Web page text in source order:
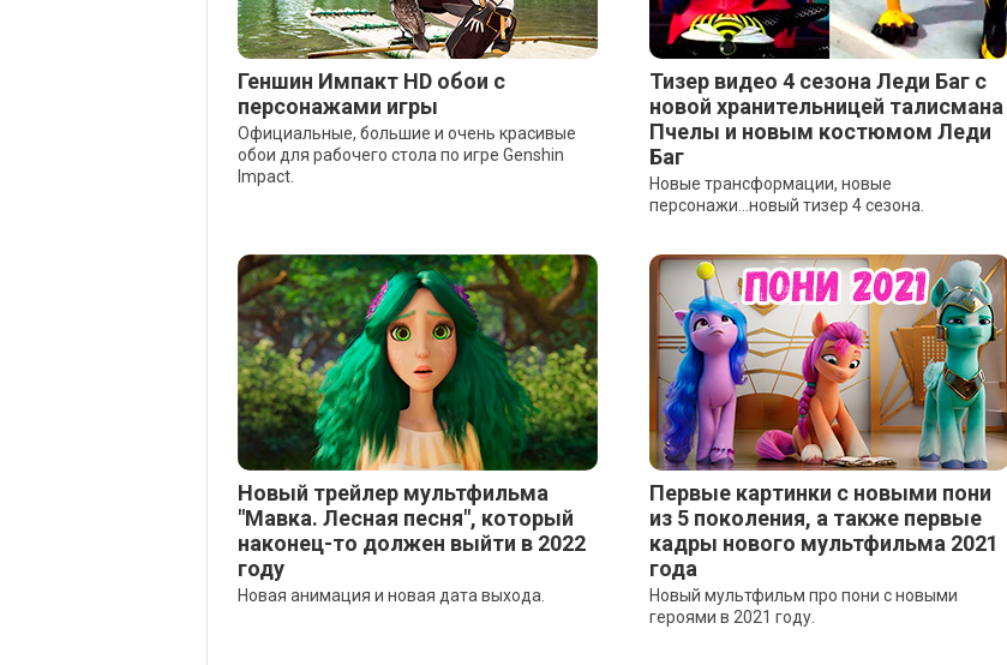
Геншин Импакт HD обои с
персонажами игры
Официальные, большие и очень красивые
обои для рабочего стола по игре Genshin
Impact.
Тизер видео 4 сезона Леди Баг с
новой хранительницей талисмана
Пчелы и новым костюмом Леди
Баг
Новые трансформации, новые
персонажи...новый тизер 4 сезона.
Новый трейлер мультфильма
"Мавка. Лесная песня", который
наконец-то должен выйти в 2022
году
Новая анимация и новая дата выхода.
Первые картинки с новыми пони
из 5 поколения, а также первые
кадры нового мультфильма 2021
года
Новый мультфильм про пони с новыми
героями в 2021 году.